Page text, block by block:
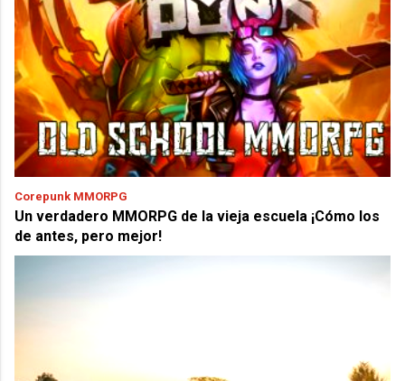
Corepunk MMORPG
Un verdadero MMORPG de la vieja escuela ¡Cómo los
de antes, pero mejor!